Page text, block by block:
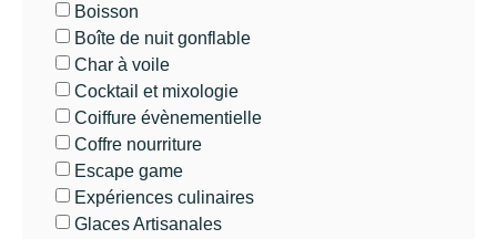
Boisson
Boîte de nuit gonflable
Char à voile
Cocktail et mixologie
Coiffure évènementielle
Coffre nourriture
Escape game
Expériences culinaires
Glaces Artisanales